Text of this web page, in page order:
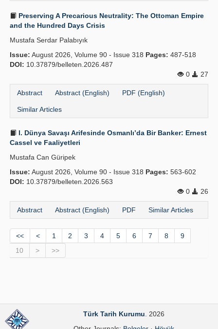
Preserving A Precarious Neutrality: The Ottoman Empire
and the Hundred Days Crisis
Mustafa Serdar Palabıyık
Issue: August 2026, Volume 90 - Issue 318 Pages: 487-518
DOI: 10.37879/belleten.2026.487
0
27
Abstract Abstract (English) PDF (English)
Similar Articles
I. Dünya Savaşı Arifesinde Osmanlı’da Bir Banker: Ernest
Cassel ve Faaliyetleri
Mustafa Can Güripek
Issue: August 2026, Volume 90 - Issue 318 Pages: 563-602
DOI: 10.37879/belleten.2026.563
0
26
Abstract Abstract (English) PDF Similar Articles
<< < 1 2 3 4 5 6 7 8
9
10
> >>
Türk Tarih Kurumu . 2026